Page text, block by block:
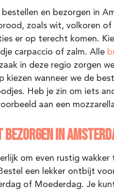
bestellen en bezorgen in
zoals wit, volkoren
er op terecht komen.
carpaccio of zalm. Alle
in deze regio zorgen
kiezen wanneer we de
Heb je zin om iets
aan een
BEZORGEN IN
om even rustig
een lekker ontbijt
of Moederdag. Je